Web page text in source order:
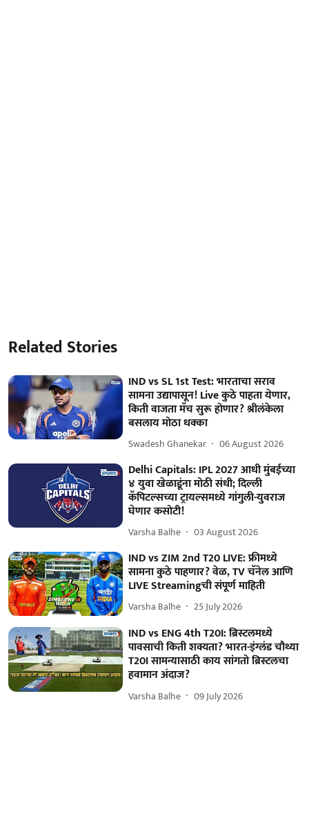
Related Stories
IND vs SL 1st Test: भारताचा सराव
सामना उद्यापासून! Live कुठे पाहता येणार,
किती वाजता मॅच सुरू होणार? श्रीलंकेला
बसलाय मोठा धक्का
Swadesh Ghanekar 06 August 2026
Delhi Capitals: IPL 2027 आधी मुंबईच्या
४ युवा खेळाडूंना मोठी संधी; दिल्ली
कॅपिटल्सच्या ट्रायल्समध्ये गांगुली-युवराज
घेणार कसोटी!
Varsha Balhe 03 August 2026
IND vs ZIM 2nd T20 LIVE: फ्रीमध्ये
सामना कुठे पाहणार? वेळ, TV चॅनेल आणि
LIVE Streamingची संपूर्ण माहिती
Varsha Balhe 25 July 2026
IND vs ENG 4th T20I: ब्रिस्टलमध्ये
पावसाची किती शक्यता? भारत-इंग्लंड चौथ्या
T20I सामन्यासाठी काय सांगतो ब्रिस्टलचा
हवामान अंदाज?
Varsha Balhe 09 July 2026